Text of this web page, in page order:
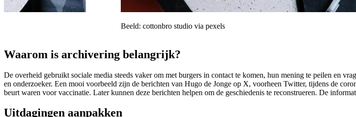
Beeld: cottonbro studio via pexels
Waarom is archivering belangrijk?
De overheid gebruikt sociale media steeds vaker om met burgers in contact te komen, hun mening te peilen en
en onderzoeker. Een mooi voorbeeld zijn de berichten van Hugo de Jonge op X, voorheen Twitter, tijdens de
beurt waren voor vaccinatie. Later kunnen deze berichten helpen om de geschiedenis te reconstrueren. De
Uitdagingen aanpakken